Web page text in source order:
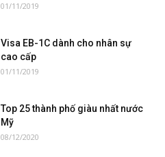
01/11/2019
Visa EB-1C dành cho nhân sự
cao cấp
01/11/2019
Top 25 thành phố giàu nhất nước
Mỹ
08/12/2020